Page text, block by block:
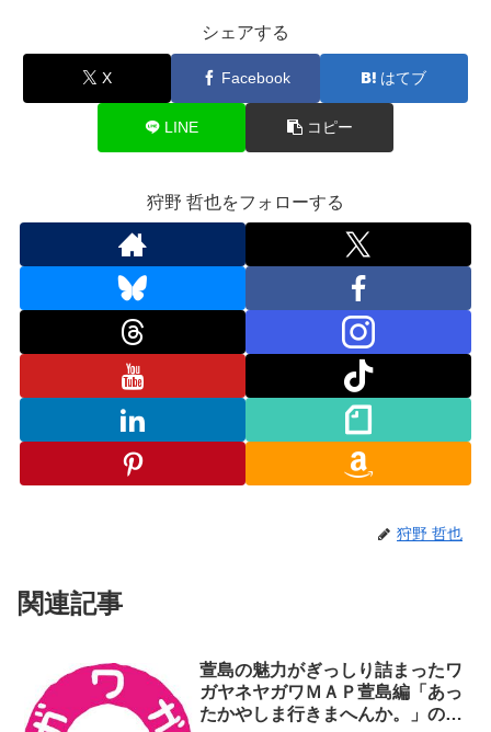
シェアする
X Facebook はてブ
LINE コピー
狩野 哲也をフォローする
狩野 哲也
関連記事
萱島の魅力がぎっしり詰まったワ
ガヤネヤガワＭＡＰ萱島編「あっ
たかやしま行きまへんか。」の取